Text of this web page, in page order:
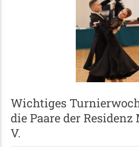
Wichtiges
die Paare der Residenz
V.